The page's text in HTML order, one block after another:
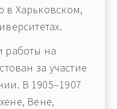
в Харьковском,
работы на
за участие
В 1905–1907
Вене,